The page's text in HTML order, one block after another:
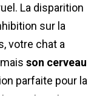
La disparition
sur la
votre chat a
son cerveau
parfaite pour la